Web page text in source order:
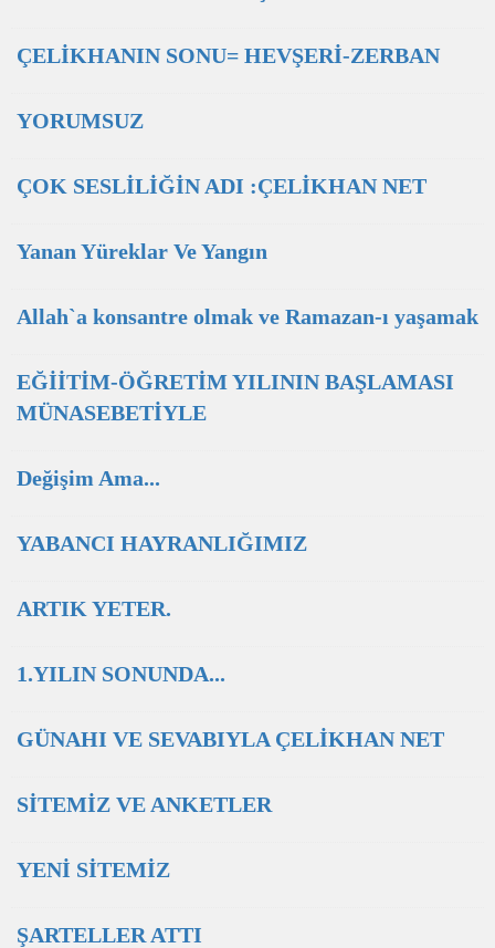
ÇELİKHANIN SONU= HEVŞERİ-ZERBAN
YORUMSUZ
ÇOK SESLİLİĞİN ADI :ÇELİKHAN NET
Yanan Yüreklar Ve Yangın
Allah`a konsantre olmak ve Ramazan-ı yaşamak
EĞİİTİM-ÖĞRETİM YILININ BAŞLAMASI
MÜNASEBETİYLE
Değişim Ama...
YABANCI HAYRANLIĞIMIZ
ARTIK YETER.
1.YILIN SONUNDA...
GÜNAHI VE SEVABIYLA ÇELİKHAN NET
SİTEMİZ VE ANKETLER
YENİ SİTEMİZ
ŞARTELLER ATTI